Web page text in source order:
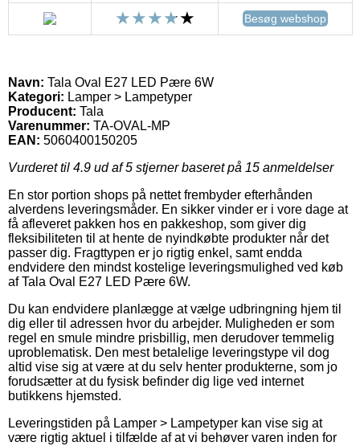
Besøg webshop
Navn: Tala Oval E27 LED Pære 6W
Kategori: Lamper > Lampetyper
Producent: Tala
Varenummer: TA-OVAL-MP
EAN: 5060400150205
Vurderet til 4.9 ud af 5 stjerner baseret på 15 anmeldelser
En stor portion shops på nettet frembyder efterhånden
alverdens leveringsmåder. En sikker vinder er i vore dage at
få afleveret pakken hos en pakkeshop, som giver dig
fleksibiliteten til at hente de nyindkøbte produkter når det
passer dig. Fragttypen er jo rigtig enkel, samt endda
endvidere den mindst kostelige leveringsmulighed ved køb
af Tala Oval E27 LED Pære 6W.
Du kan endvidere planlægge at vælge udbringning hjem til
dig eller til adressen hvor du arbejder. Muligheden er som
regel en smule mindre prisbillig, men derudover temmelig
uproblematisk. Den mest betalelige leveringstype vil dog
altid vise sig at være at du selv henter produkterne, som jo
forudsætter at du fysisk befinder dig lige ved internet
butikkens hjemsted.
Leveringstiden på Lamper > Lampetyper kan vise sig at
være rigtig aktuel i tilfælde af at vi behøver varen inden for